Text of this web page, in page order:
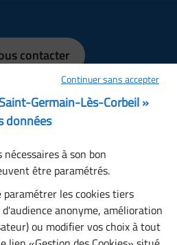
contacter
: 08:30 à 12:15, 13:30 à
17:30
: 08:30 à 12:00
: fermé
connectés
à la newsletter
Continuer sans accepter
Germain-Lès-Corbeil »
données
à son bon
être paramétrés.
paramétrer les cookies tiers
anonyme, amélioration
ou modifier vos choix à tout